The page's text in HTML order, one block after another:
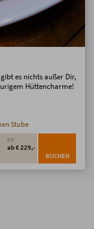
es nichts außer Dir,
Hüttencharme!
Stube
P.P.
ab € 229,-
BUCHEN